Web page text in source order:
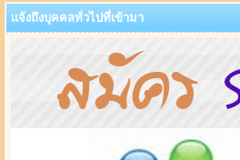
แจ้งถึงบุคคลทั่วไปที่เข้ามา